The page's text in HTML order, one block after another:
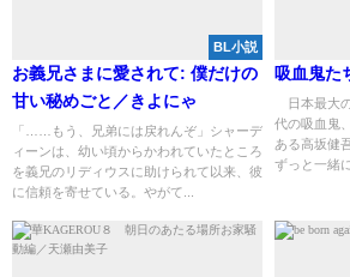
BL小説
お義兄さまに愛されて: 僕だけの
甘い秘めごと／きよにゃ
「……もう、兄弟には戻れんぞ」シャーデ
ィーンは、幼い頃からかわれていたところ
を義兄のリディウスに助けられて以来、彼
に信頼を寄せている。やがて...
吸血鬼た
日本最大
代の吸血鬼
ある高坂健
ずっと一緒